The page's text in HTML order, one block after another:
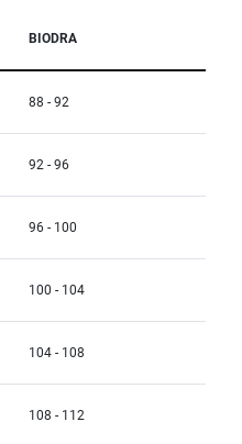
BIODRA
88 - 92
92 - 96
96 - 100
100 - 104
104 - 108
108 - 112